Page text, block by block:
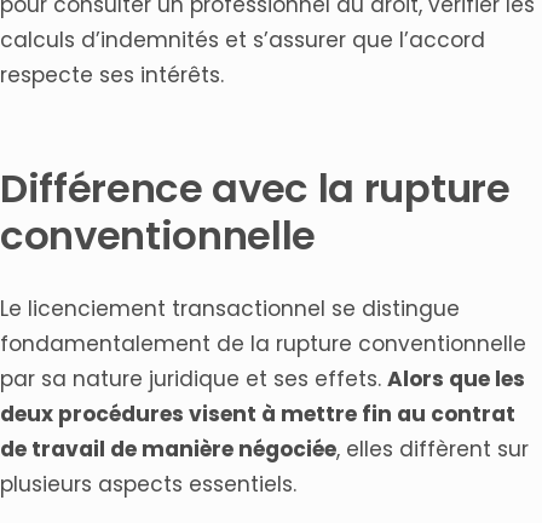
calculs d’indemnités et s’assurer que l’accord
respecte ses intérêts.
Différence avec la rupture
conventionnelle
Le licenciement transactionnel se distingue
fondamentalement de la rupture conventionnelle
par sa nature juridique et ses effets. Alors que les
deux procédures visent à mettre fin au contrat
de travail de manière négociée, elles diffèrent sur
plusieurs aspects essentiels.